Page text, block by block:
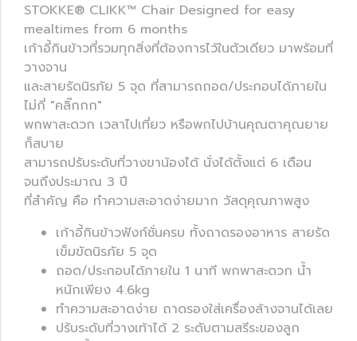
STOKKE® CLIKK™ Chair Designed for easy
mealtimes from 6 months
เก้าอี้กินข้าวที่รวมทุกสิ่งที่ต้องการไว้ในตัวเดียว มาพร้อมที่
วางจาน
และสายรัดนิรภัย 5 จุด ที่สามารถถอด/ประกอบได้ภายใน
ไม่กี่ "คลิ๊กกก"
พกพาสะดวก เวลาไปเที่ยว หรือพกไปบ้านคุณตาคุณยาย
ก็สบาย
สามารถปรับระดับที่วางขาน้องได้ นั่งได้ตั้งแต่ 6 เดือน
จนถึงประมาณ 3 ปี
ที่สำคัญ คือ ทำความสะอาดง่ายมาก วัสดุคุณภาพสูง
เก้าอี้กินข้าวฟังก์ชั่นครบ ทั้งถาดรองอาหาร สายรัด
เข็มขัดนิรภัย 5 จุด
ถอด/ประกอบได้ภายใน 1 นาที พกพาสะดวก น้ำ
หนักเพียง 4.6kg
ทำความสะอาดง่าย ถาดรองใส่เครื่องล้างจานได้เลย
ปรับระดับที่วางเท้าได้ 2 ระดับตามสรีระของลูก